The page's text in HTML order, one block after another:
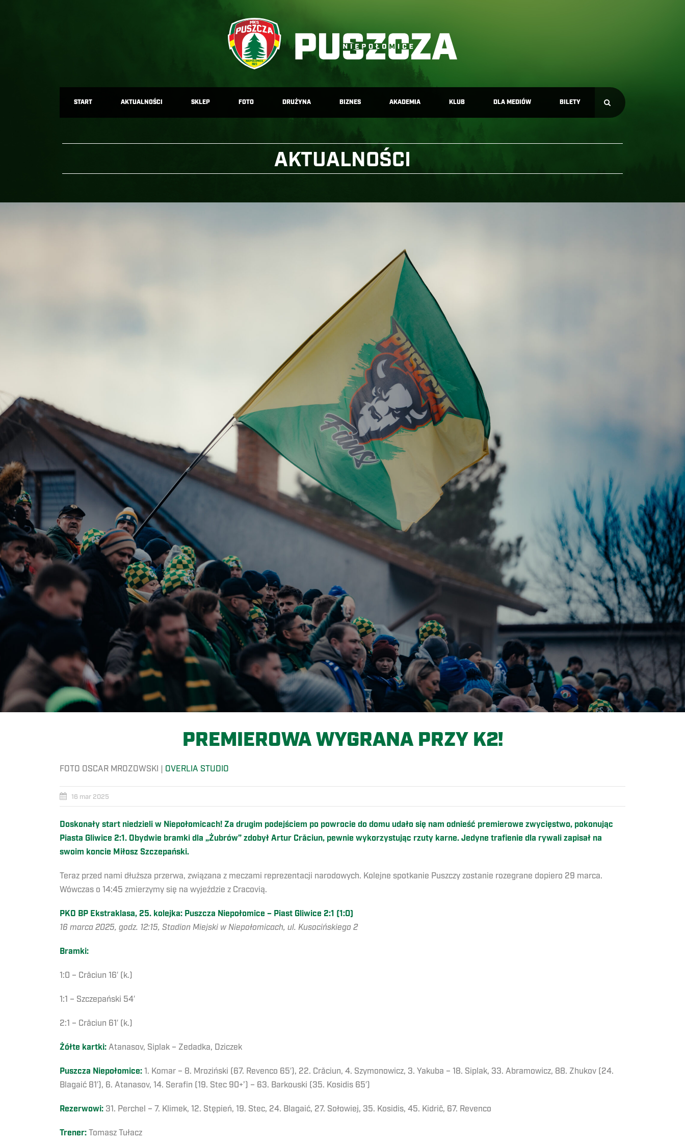
START AKTUALNOŚCI SKLEP FOTO DRUŻYNA BIZNES AKADEMIA KLUB DLA MEDIÓW BILETY
AKTUALNOŚCI
PREMIEROWA WYGRANA PRZY K2!
FOTO OSCAR MROZOWSKI | OVERLIA STUDIO
16 mar 2025
Doskonały start niedzieli w Niepołomicach! Za drugim podejściem po powrocie do domu udało się nam odnieść premierowe zwycięstwo, pokonując
Piasta Gliwice 2:1. Obydwie bramki dla „Żubrów” zdobył Artur Crăciun, pewnie wykorzystując rzuty karne. Jedyne trafienie dla rywali zapisał na
swoim koncie Miłosz Szczepański.
Teraz przed nami dłuższa przerwa, związana z meczami reprezentacji narodowych. Kolejne spotkanie Puszczy zostanie rozegrane dopiero 29 marca.
Wówczas o 14:45 zmierzymy się na wyjeździe z Cracovią.
PKO BP Ekstraklasa, 25. kolejka: Puszcza Niepołomice – Piast Gliwice 2:1 (1:0)
16 marca 2025, godz. 12:15, Stadion Miejski w Niepołomicach, ul. Kusocińskiego 2
Bramki:
1:0 – Crăciun 16′ (k.)
1:1 – Szczepański 54′
2:1 – Crăciun 61′ (k.)
Żółte kartki: Atanasov, Siplak – Zedadka, Dziczek
Puszcza Niepołomice: 1. Komar – 8. Mroziński (67. Revenco 65′), 22. Crăciun, 4. Szymonowicz, 3. Yakuba – 18. Siplak, 33. Abramowicz, 88. Zhukov (24.
Blagaić 81′), 6. Atanasov, 14. Serafin (19. Stec 90+’) – 63. Barkouski (35. Kosidis 65′)
Rezerwowi: 31. Perchel – 7. Klimek, 12. Stępień, 19. Stec, 24. Blagaić, 27. Sołowiej, 35. Kosidis, 45. Kidrič, 67. Revenco
Trener: Tomasz Tułacz